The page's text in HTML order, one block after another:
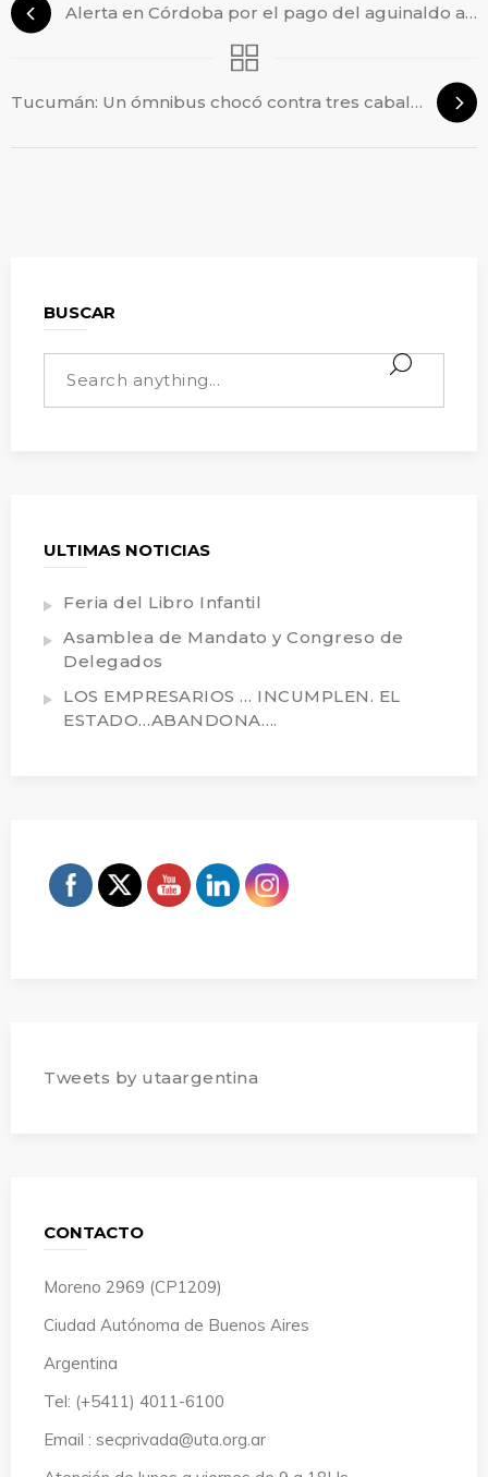
Alerta en Córdoba por el pago del aguinaldo a choferes
Tucumán: Un ómnibus chocó contra tres caballos
BUSCAR
ULTIMAS NOTICIAS
Feria del Libro Infantil
Asamblea de Mandato y Congreso de
Delegados
LOS EMPRESARIOS … INCUMPLEN. EL
ESTADO…ABANDONA….
Tweets by utaargentina
CONTACTO
Moreno 2969 (CP1209)
Ciudad Autónoma de Buenos Aires
Argentina
Tel: (+5411) 4011-6100
Email : secprivada@uta.org.ar